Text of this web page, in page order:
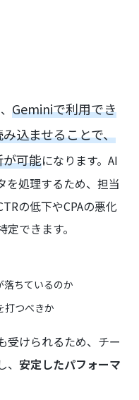
Geminiで利用でき
込ませることで、
可能になります。AI
を処理するため、担当
の低下やCPAの悪化
できます。
落ちているのか
打つべきか
受けられるため、チー
、安定したパフォーマ